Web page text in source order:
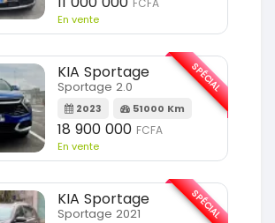
En vente
KIA Sportage
Sportage 2.0
2023 51000 Km
18 900 000 FCFA
En vente
SPÉCIAL
KIA Sportage
Sportage 2021 SPÉCIAL